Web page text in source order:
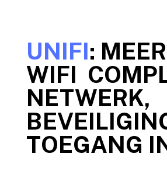
UNIFI:
WIFI
NETWERK,
TOEGANG